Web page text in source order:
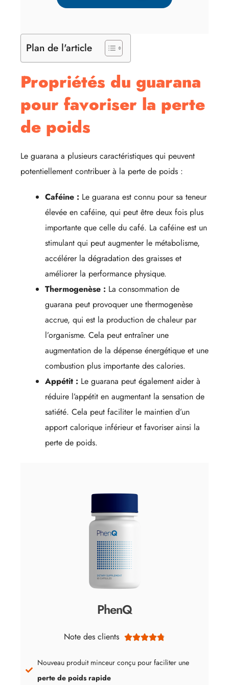
Plan de l'article
Propriétés du guarana
pour favoriser la perte
de poids
Le guarana a plusieurs caractéristiques qui peuvent
potentiellement contribuer à la perte de poids :
Caféine : Le guarana est connu pour sa teneur
élevée en caféine, qui peut être deux fois plus
importante que celle du café. La caféine est un
stimulant qui peut augmenter le métabolisme,
accélérer la dégradation des graisses et
améliorer la performance physique.
Thermogenèse : La consommation de
guarana peut provoquer une thermogenèse
accrue, qui est la production de chaleur par
l’organisme. Cela peut entraîner une
augmentation de la dépense énergétique et une
combustion plus importante des calories.
Appétit : Le guarana peut également aider à
réduire l’appétit en augmentant la sensation de
satiété. Cela peut faciliter le maintien d’un
apport calorique inférieur et favoriser ainsi la
perte de poids.
PhenQ
Note des clients 
Nouveau produit minceur conçu pour faciliter une
perte de poids rapide